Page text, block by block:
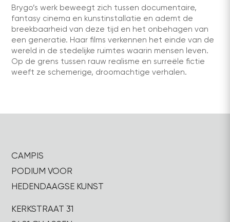
Brygo’s werk beweegt zich tussen documentaire,
fantasy cinema en kunstinstallatie en ademt de
breekbaarheid van deze tijd en het onbehagen van
een generatie. Haar films verkennen het einde van de
wereld in de stedelijke ruimtes waarin mensen leven.
Op de grens tussen rauw realisme en surreële fictie
weeft ze schemerige, droomachtige verhalen.
CAMPIS
PODIUM VOOR
HEDENDAAGSE KUNST
KERKSTRAAT 31